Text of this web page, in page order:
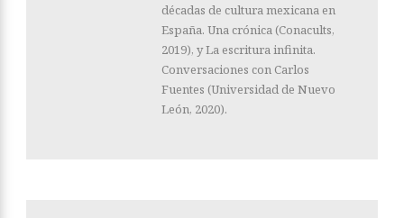
décadas de cultura mexicana en
España. Una crónica (Conacults,
2019), y La escritura infinita.
Conversaciones con Carlos
Fuentes (Universidad de Nuevo
León, 2020).